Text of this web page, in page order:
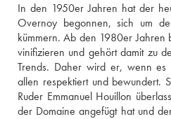
In den 1950er Jahren hat der
Overnoy begonnen, sich um
kümmern. Ab den 1980er Jahren
vinifizieren und gehört damit zu
Trends. Daher wird er, wenn es
allen respektiert und bewundert.
Ruder Emmanuel Houillon
der Domaine angefügt hat und